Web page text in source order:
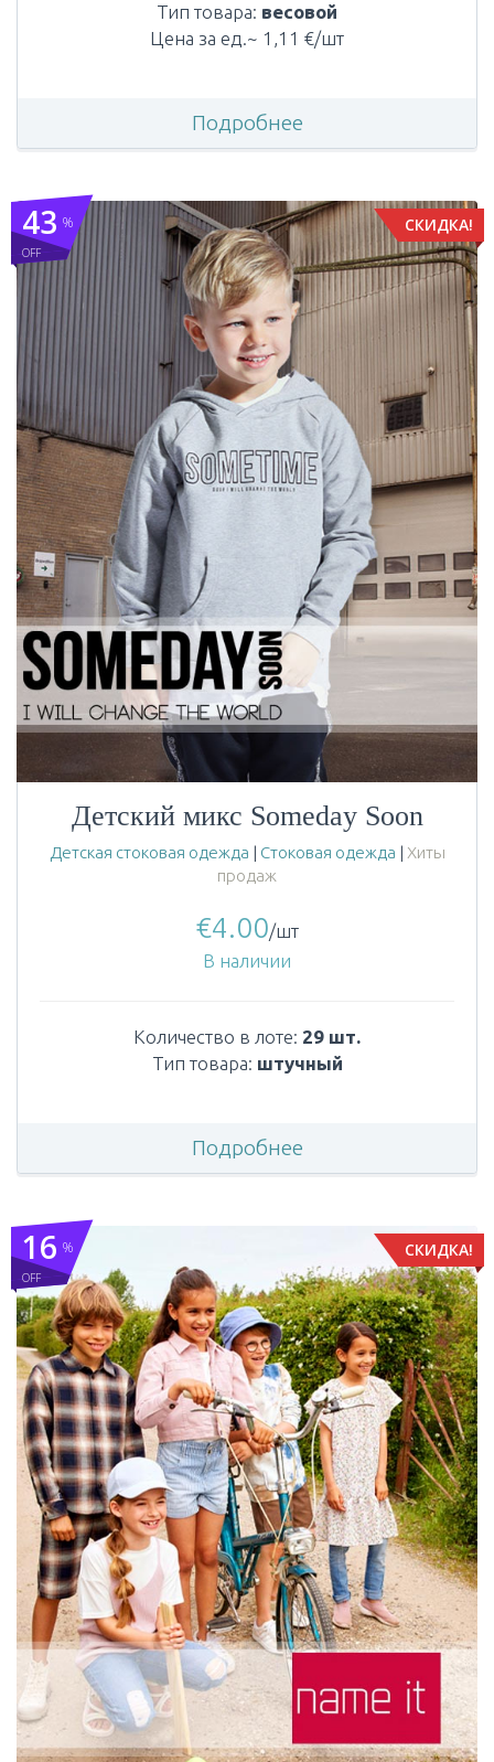
Тип товара: весовой
Цена за ед.~ 1,11 €/шт
Подробнее
СКИДКА!
%
OFF
43
Детский микс Someday Soon
Детская стоковая одежда | Стоковая одежда | Хиты
продаж
€4.00/шт
В наличии
Количество в лоте: 29 шт.
Тип товара: штучный
Подробнее
СКИДКА!
%
OFF
16